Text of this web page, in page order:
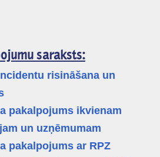
saraksts:
risināšana un
pakalpojums ikvienam
un uzņēmumam
pakalpojums ar RPZ